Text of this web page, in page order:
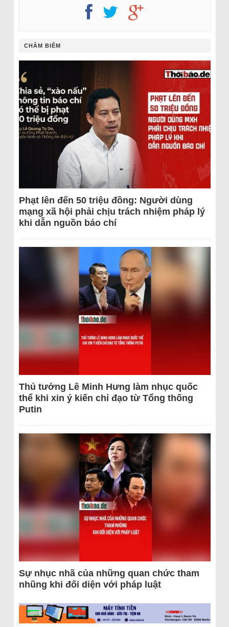
CHÂM BIẾM
Phạt lên đến 50 triệu đồng: Người dùng
mạng xã hội phải chịu trách nhiệm pháp lý
khi dẫn nguồn báo chí
Thủ tướng Lê Minh Hưng làm nhục quốc
thể khi xin ý kiến chỉ đạo từ Tổng thống
Putin
Sự nhục nhã của những quan chức tham
nhũng khi đối diện với pháp luật